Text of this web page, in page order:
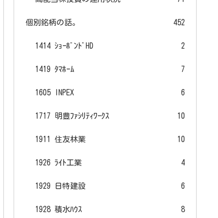
個別銘柄の話。 452
1414 ｼｮｰﾎﾞﾝﾄﾞHD 2
1419 ﾀﾏﾎｰﾑ 7
1605 INPEX 6
1717 明豊ﾌｧｼﾘﾃｨﾜｰｸｽ 10
1911 住友林業 10
1926 ﾗｲﾄ工業 4
1929 日特建設 6
1928 積水ﾊｳｽ 8